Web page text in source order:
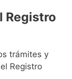
Registro
trámites y
Registro